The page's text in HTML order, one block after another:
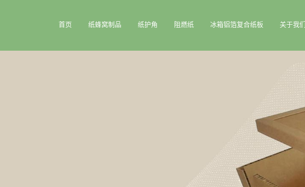
首页 纸蜂窝制品 纸护角 阻燃纸 冰箱铝箔复合纸板 关于我们